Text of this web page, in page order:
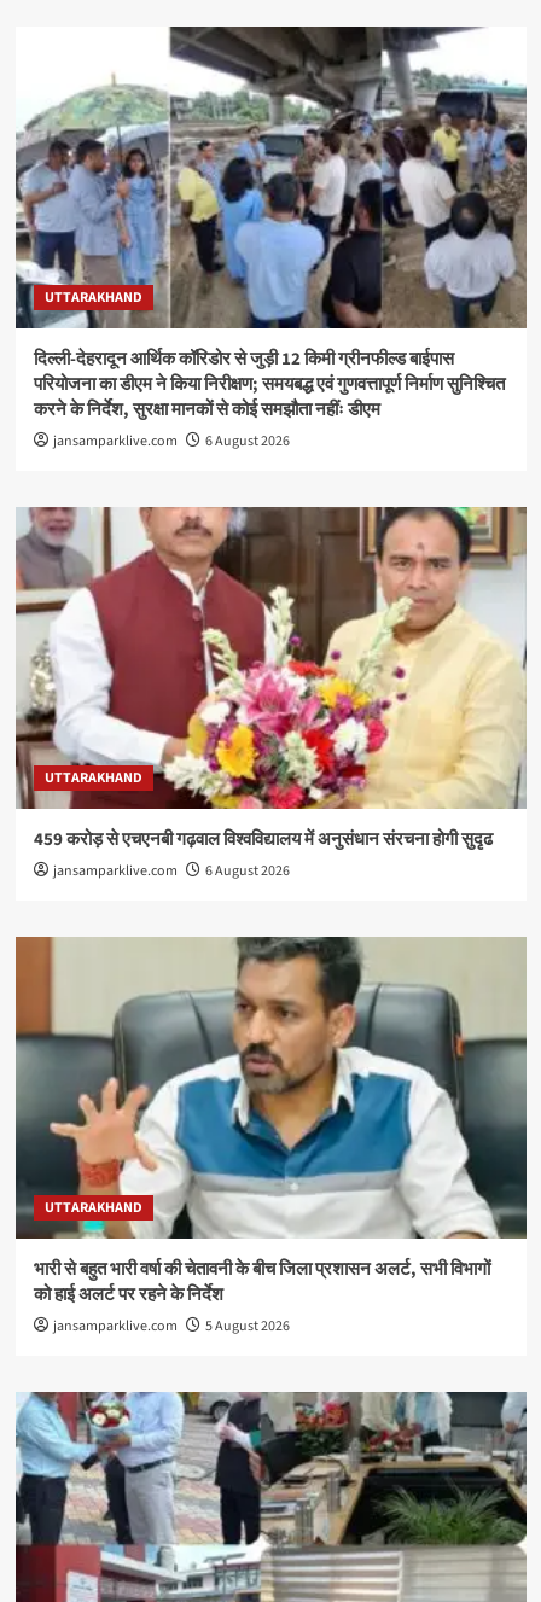
UTTARAKHAND
दिल्ली-देहरादून आर्थिक कॉरिडोर से जुड़ी 12 किमी ग्रीनफील्ड बाईपास
परियोजना का डीएम ने किया निरीक्षण; समयबद्ध एवं गुणवत्तापूर्ण निर्माण सुनिश्चित
करने के निर्देश, सुरक्षा मानकों से कोई समझौता नहींः डीएम
jansamparklive.com 6 August 2026
UTTARAKHAND
459 करोड़ से एचएनबी गढ़वाल विश्वविद्यालय में अनुसंधान संरचना होगी सुदृढ
jansamparklive.com 6 August 2026
UTTARAKHAND
भारी से बहुत भारी वर्षा की चेतावनी के बीच जिला प्रशासन अलर्ट, सभी विभागों
को हाई अलर्ट पर रहने के निर्देश
jansamparklive.com 5 August 2026